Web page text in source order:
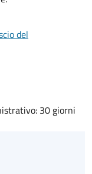
del
30 giorni